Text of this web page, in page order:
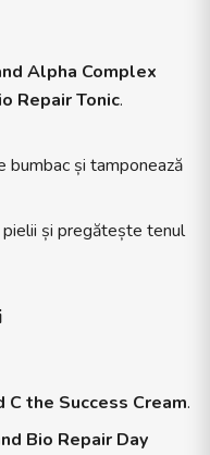
Alpha Complex
Repair Tonic.
bumbac și tamponează
și pregătește tenul
C the Success Cream.
Bio Repair Day